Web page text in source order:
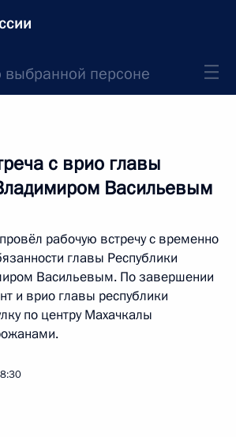
персоне
с врио главы
Васильевым
рабочую встречу с временно
главы Республики
Васильевым. По завершении
и врио главы республики
по центру Махачкалы